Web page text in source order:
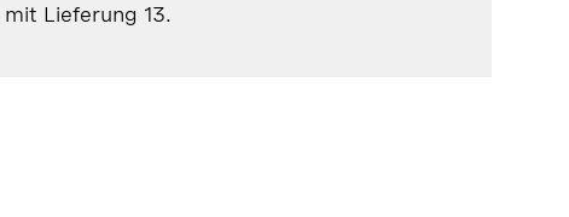
mit Lieferung 13.